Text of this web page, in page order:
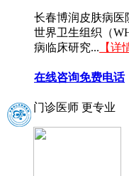
长春博润皮肤病医
世界卫生组织（
病临床研究... 【详
在线咨询免费电话
门诊医师 更专业